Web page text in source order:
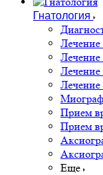
Гнатология
Лечение
Лечение
Прием
Прием
Еще